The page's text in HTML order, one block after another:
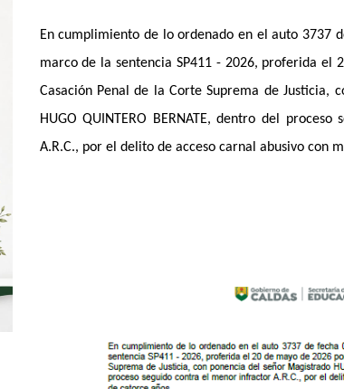
En cumplimiento de lo ordenado en el auto 3737
marco de la sentencia SP411 - 2026, proferida el
Casación Penal de la Corte Suprema de Justicia,
HUGO QUINTERO BERNATE, dentro del
A.R.C., por el delito de acceso carnal abusivo con